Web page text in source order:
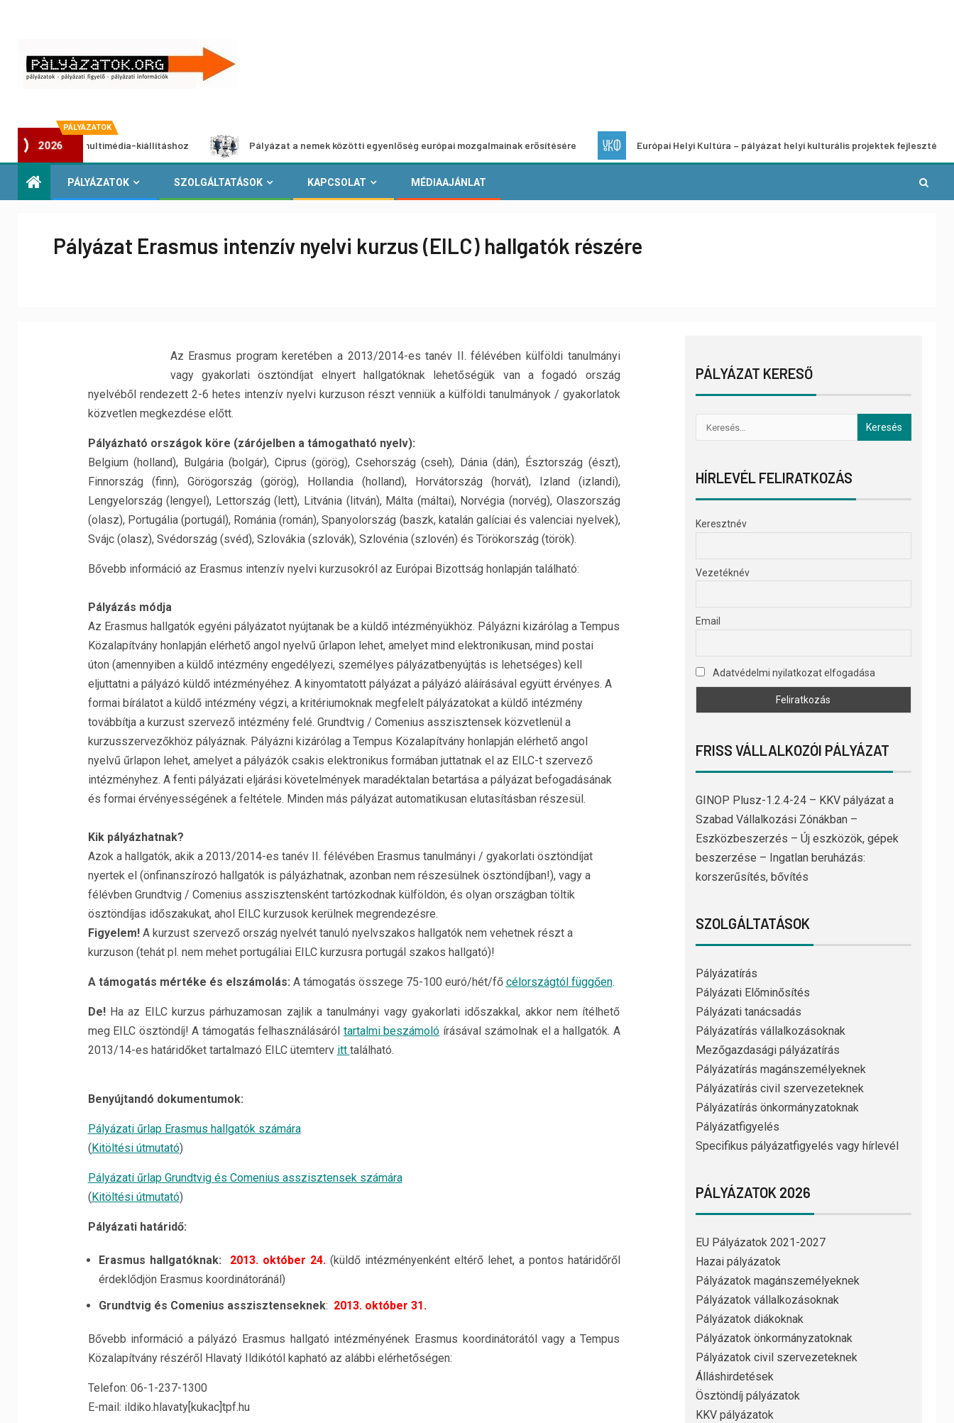
PÁLYÁZATOK
2026
multimédia-kiállításhoz Pályázat a nemek közötti egyenlőség európai mozgalmainak erősítésére Európai Helyi Kultúra – pályázat helyi kulturális projektek fejlesztésére
PÁLYÁZATOK SZOLGÁLTATÁSOK KAPCSOLAT MÉDIAAJÁNLAT
Pályázat Erasmus intenzív nyelvi kurzus (EILC) hallgatók részére
Az Erasmus program keretében a 2013/2014-es tanév II. félévében külföldi tanulmányi
vagy gyakorlati ösztöndíjat elnyert hallgatóknak lehetőségük van a fogadó ország
nyelvéből rendezett 2-6 hetes intenzív nyelvi kurzuson részt venniük a külföldi tanulmányok / gyakorlatok
közvetlen megkezdése előtt.
Pályázható országok köre (zárójelben a támogatható nyelv):
Belgium (holland), Bulgária (bolgár), Ciprus (görög), Csehország (cseh), Dánia (dán), Észtország (észt),
Finnország (finn), Görögország (görög), Hollandia (holland), Horvátország (horvát), Izland (izlandi),
Lengyelország (lengyel), Lettország (lett), Litvánia (litván), Málta (máltai), Norvégia (norvég), Olaszország
(olasz), Portugália (portugál), Románia (román), Spanyolország (baszk, katalán galíciai és valenciai nyelvek),
Svájc (olasz), Svédország (svéd), Szlovákia (szlovák), Szlovénia (szlovén) és Törökország (török).
Bővebb információ az Erasmus intenzív nyelvi kurzusokról az Európai Bizottság honlapján található:
Pályázás módja
Az Erasmus hallgatók egyéni pályázatot nyújtanak be a küldő intézményükhöz. Pályázni kizárólag a Tempus
Közalapítvány honlapján elérhető angol nyelvű űrlapon lehet, amelyet mind elektronikusan, mind postai
úton (amennyiben a küldő intézmény engedélyezi, személyes pályázatbenyújtás is lehetséges) kell
eljuttatni a pályázó küldő intézményéhez. A kinyomtatott pályázat a pályázó aláírásával együtt érvényes. A
formai bírálatot a küldő intézmény végzi, a kritériumoknak megfelelt pályázatokat a küldő intézmény
továbbítja a kurzust szervező intézmény felé. Grundtvig / Comenius asszisztensek közvetlenül a
kurzusszervezőkhöz pályáznak. Pályázni kizárólag a Tempus Közalapítvány honlapján elérhető angol
nyelvű űrlapon lehet, amelyet a pályázók csakis elektronikus formában juttatnak el az EILC-t szervező
intézményhez. A fenti pályázati eljárási követelmények maradéktalan betartása a pályázat befogadásának
és formai érvényességének a feltétele. Minden más pályázat automatikusan elutasításban részesül.
Kik pályázhatnak?
Azok a hallgatók, akik a 2013/2014-es tanév II. félévében Erasmus tanulmányi / gyakorlati ösztöndíjat
nyertek el (önfinanszírozó hallgatók is pályázhatnak, azonban nem részesülnek ösztöndíjban!), vagy a
félévben Grundtvig / Comenius asszisztensként tartózkodnak külföldön, és olyan országban töltik
ösztöndíjas időszakukat, ahol EILC kurzusok kerülnek megrendezésre.
Figyelem!A kurzust szervező ország nyelvét tanuló nyelvszakos hallgatók nem vehetnek részt a
kurzuson (tehát pl. nem mehet portugáliai EILC kurzusra portugál szakos hallgató)!
A támogatás mértéke és elszámolás: A támogatás összege 75-100 euró/hét/fő célországtól függően.
De!Ha az EILC kurzus párhuzamosan zajlik a tanulmányi vagy gyakorlati időszakkal, akkor nem ítélhető
meg EILC ösztöndíj! A támogatás felhasználásáról tartalmi beszámoló írásával számolnak el a hallgatók. A
2013/14-es határidőket tartalmazó EILC ütemterv itt található.
Benyújtandó dokumentumok:
Pályázati űrlap Erasmus hallgatók számára
(Kitöltési útmutató)
Pályázati űrlap Grundtvig és Comenius asszisztensek számára
(Kitöltési útmutató)
Pályázati határidő:
Erasmus hallgatóknak: 2013. október 24. (küldő intézményenként eltérő lehet, a pontos határidőről
érdeklődjön Erasmus koordinátoránál)
Grundtvig és Comenius asszisztenseknek: 2013. október 31.
Bővebb információ a pályázó Erasmus hallgató intézményének Erasmus koordinátorától vagy a Tempus
Közalapítvány részéről Hlavatý Ildikótól kapható az alábbi elérhetőségen:
Telefon: 06-1-237-1300
E-mail: ildiko.hlavaty[kukac]tpf.hu
PÁLYÁZAT KERESŐ
HÍRLEVÉL FELIRATKOZÁS
Keresztnév
Vezetéknév
Email
Adatvédelmi nyilatkozat elfogadása
FRISS VÁLLALKOZÓI PÁLYÁZAT
GINOP Plusz-1.2.4-24 – KKV pályázat a
Szabad Vállalkozási Zónákban –
Eszközbeszerzés – Új eszközök, gépek
beszerzése – Ingatlan beruházás:
korszerűsítés, bővítés
SZOLGÁLTATÁSOK
Pályázatírás
Pályázati Előminősítés
Pályázati tanácsadás
Pályázatírás vállalkozásoknak
Mezőgazdasági pályázatírás
Pályázatírás magánszemélyeknek
Pályázatírás civil szervezeteknek
Pályázatírás önkormányzatoknak
Pályázatfigyelés
Specifikus pályázatfigyelés vagy hírlevél
PÁLYÁZATOK 2026
EU Pályázatok 2021-2027
Hazai pályázatok
Pályázatok magánszemélyeknek
Pályázatok vállalkozásoknak
Pályázatok diákoknak
Pályázatok önkormányzatoknak
Pályázatok civil szervezeteknek
Álláshirdetések
Ösztöndíj pályázatok
KKV pályázatok